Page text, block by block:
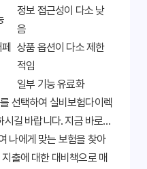
정보 접근성이 다소 낮
음
상품 옵션이 다소 제한
적임
일부 기능 유료화
선택하여 실비보험다이렉
랍니다. 지금 바로
나에게 맞는 보험을 찾아
출에 대한 대비책으로 매